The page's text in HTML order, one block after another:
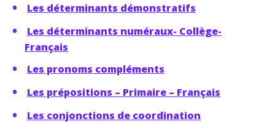
Les déterminants démonstratifs
Les déterminants numéraux- Collège-
Français
Les pronoms compléments
Les prépositions – Primaire – Français
Les conjonctions de coordination